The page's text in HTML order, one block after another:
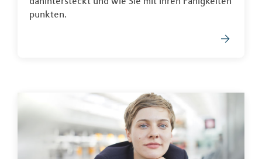
punkten.